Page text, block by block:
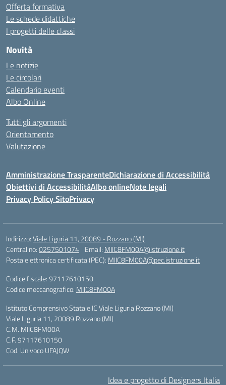
Offerta formativa
Le schede didattiche
I progetti delle classi
Novità
Le notizie
Le circolari
Calendario eventi
Albo Online
Tutti gli argomenti
Orientamento
Valutazione
Amministrazione TrasparenteDichiarazione di Accessibilità
Obiettivi di AccessibilitàAlbo onlineNote legali
Privacy Policy SitoPrivacy
Indirizzo:Viale Liguria 11, 20089 - Rozzano (MI)
Centralino:0257501074 Email: MIIC8FM00A@istruzione.it
Posta elettronica certificata (PEC): MIIC8FM00A@pec.istruzione.it
Codice fiscale: 97117610150
Codice meccanografico: MIIC8FM00A
Istituto Comprensivo Statale IC Viale Liguria Rozzano (MI)
Viale Liguria 11, 20089 Rozzano (MI)
C.M. MIIC8FM00A
C.F. 97117610150
Cod. Univoco UFAJQW
Idea e progetto di Designers Italia